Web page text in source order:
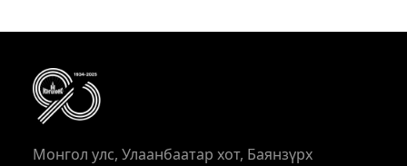
Монгол улс, Улаанбаатар хот, Баянзүрх